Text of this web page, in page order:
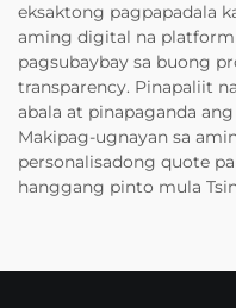
eksaktong pagpapadala
aming digital na
pagsubaybay sa buong
transparency. Pinapaliit
abala at pinapaganda
Makipag-ugnayan sa
personalisadong quote
hanggang pinto mula